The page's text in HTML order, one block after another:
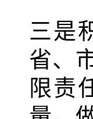
三是
省、
限责